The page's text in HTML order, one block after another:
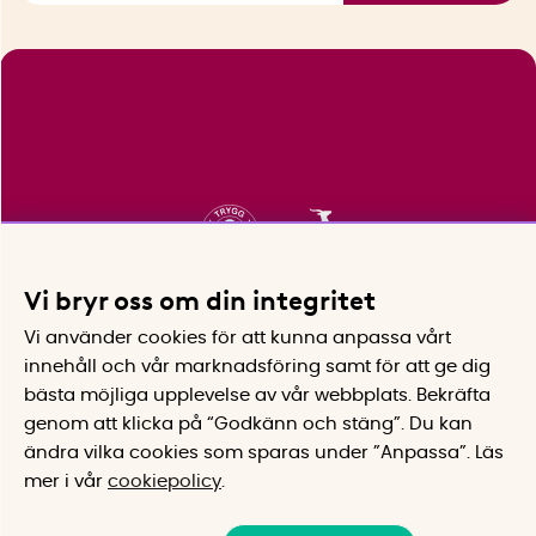
Vi bryr oss om din integritet
Vi använder cookies för att kunna anpassa vårt
innehåll och vår marknadsföring samt för att ge dig
bästa möjliga upplevelse av vår webbplats.
Bekräfta
genom att klicka på “Godkänn och stäng”. Du kan
ändra vilka cookies som sparas under ”Anpassa”.
Läs
mer i vår cookiepolicy